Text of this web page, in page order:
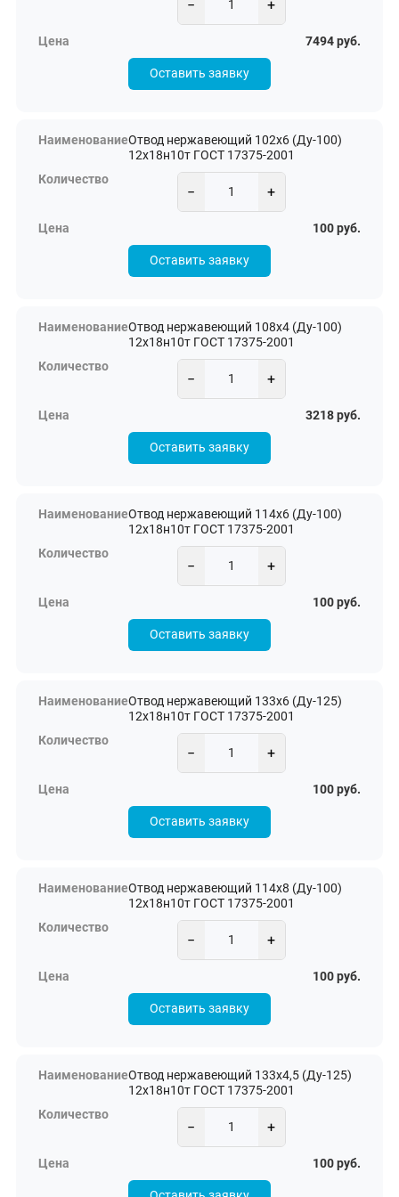
− +
7494 руб.
Оставить заявку
Отвод нержавеющий 102х6 (Ду-100)
12х18н10т ГОСТ 17375-2001
− +
100 руб.
Оставить заявку
Отвод нержавеющий 108х4 (Ду-100)
12х18н10т ГОСТ 17375-2001
− +
3218 руб.
Оставить заявку
Отвод нержавеющий 114х6 (Ду-100)
12х18н10т ГОСТ 17375-2001
− +
100 руб.
Оставить заявку
Отвод нержавеющий 133х6 (Ду-125)
12х18н10т ГОСТ 17375-2001
− +
100 руб.
Оставить заявку
Отвод нержавеющий 114х8 (Ду-100)
12х18н10т ГОСТ 17375-2001
− +
100 руб.
Оставить заявку
Отвод нержавеющий 133х4,5 (Ду-125)
12х18н10т ГОСТ 17375-2001
− +
100 руб.